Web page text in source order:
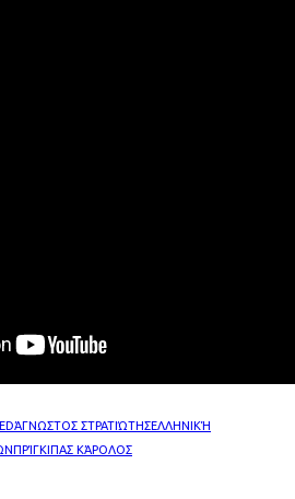
ΆΓΝΩΣΤΟΣ ΣΤΡΑΤΙΏΤΗΣΕΛΛΗΝΙΚΉ
ΠΡΊΓΚΙΠΑΣ ΚΆΡΟΛΟΣ